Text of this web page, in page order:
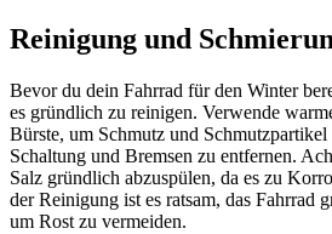
Reinigung und
Bevor du dein Fahrrad für den Winter
es gründlich zu reinigen. Verwende
Bürste, um Schmutz und
Schaltung und Bremsen zu entfernen.
Salz gründlich abzuspülen, da es zu
der Reinigung ist es ratsam, das Fahrrad
um Rost zu vermeiden.